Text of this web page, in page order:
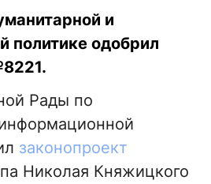
и
политике одобрил
Рады по
законопроект
Николая Княжицкого